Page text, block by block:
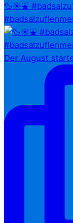
🦆☀️⛲
Der August